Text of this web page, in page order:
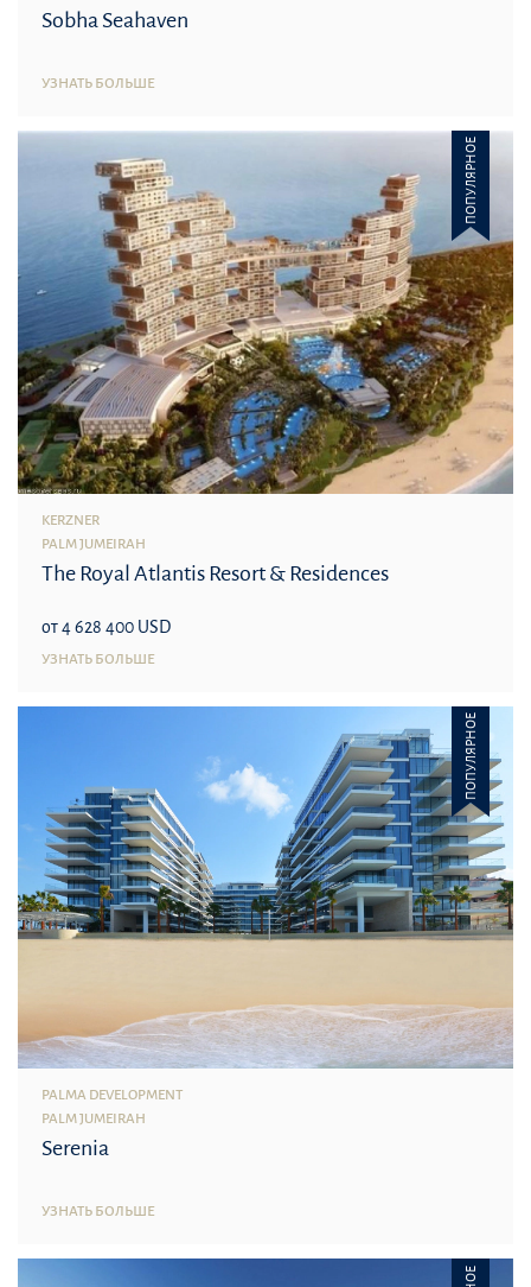
Sobha Seahaven
УЗНАТЬ БОЛЬШЕ
ПОПУЛЯРНОЕ
KERZNER
PALM JUMEIRAH
The Royal Atlantis Resort & Residences
от 4 628 400 USD
УЗНАТЬ БОЛЬШЕ
ПОПУЛЯРНОЕ
PALMA DEVELOPMENT
PALM JUMEIRAH
Serenia
УЗНАТЬ БОЛЬШЕ